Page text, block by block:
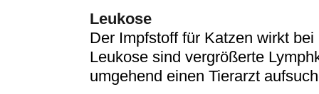
Leukose
Der Impfstoff für Katzen wirkt
Leukose sind vergrößerte
umgehend einen Tierarzt